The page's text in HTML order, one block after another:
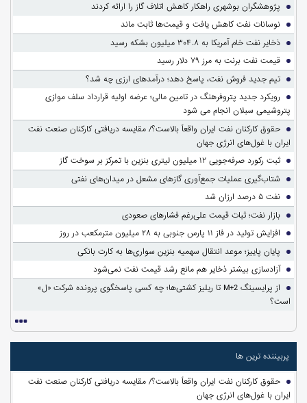
پژوهشگران بوشهری راهکار کاهش اتلاف گاز را ارائه کردند
نوسانات نفت کاهش یافت و قیمت‌ها ثابت ماند
ذخایر نفت خام آمریکا به ۳۰۴.۸ میلیون بشکه رسید
قیمت نفت برنت به مرز ۷۹ دلار رسید
تیم جدید فروش نفت، پاسخ دهد؛ درآمدهای ارزی چه شد؟
رویکرد جدید پتروفرهنگ در تامین مالی؛ عرضه اولیه قرارداد سلف موازی
پتروشیمی سبلان انجام می شود
حقوق کارکنان نفت ایران واقعاً بالاست؟/ مقایسه دریافتی کارکنان صنعت نفت
ایران با غول‌های انرژی جهان
ثبت رکورد صرفه‌جویی ۱۲ میلیون لیتری بنزین با تمرکز بر سوخت گاز
شتاب‌گیری عملیات جمع‌آوری گازهای مشعل در میدان‌های نفتی
نفت ۵ درصد ارزان شد
بازار نفت؛ ثبات قیمت علی‌رغم فشارهای صعودی
افزایش تولید در فاز ۱۱ پارس جنوبی به ۲۸ میلیون مترمکعب در روز
پایان پاییز؛ موعد انتقال سهمیه بنزین سواری‌ها به کارت بانکی
آزادسازی بیشتر ذخایر هم مانع رشد قیمت نفت نمی‌شود
از پرایسینگ M+2 تا ریلیز کشتی‌ها؛ چه کسی پاسخگوی پرونده شرکت «ل»
است؟
پربیننده ترین ها
حقوق کارکنان نفت ایران واقعاً بالاست؟/ مقایسه دریافتی کارکنان صنعت نفت
ایران با غول‌های انرژی جهان